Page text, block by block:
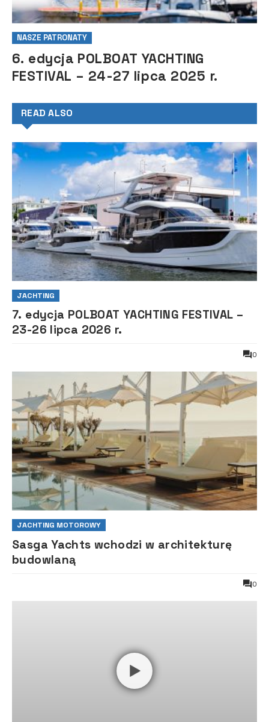
NASZE PATRONATY
6. edycja POLBOAT YACHTING
FESTIVAL – 24-27 lipca 2025 r.
READ ALSO
JACHTING
7. edycja POLBOAT YACHTING FESTIVAL –
23-26 lipca 2026 r.
0
JACHTING MOTOROWY
Sasga Yachts wchodzi w architekturę
budowlaną
0